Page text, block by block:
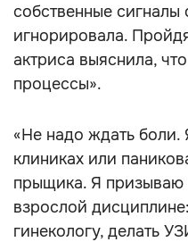
собственные сигналы
игнорировала.
актриса выяснила,
процессы».
«Не надо ждать
клиниках или
прыщика. Я призываю
взрослой
гинекологу, делать